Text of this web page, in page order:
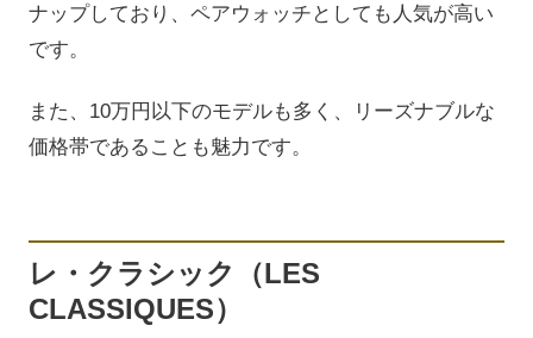
ナップしており、ペアウォッチとしても人気が高い
です。
また、10万円以下のモデルも多く、リーズナブルな
価格帯であることも魅力です。
レ・クラシック（LES
CLASSIQUES）